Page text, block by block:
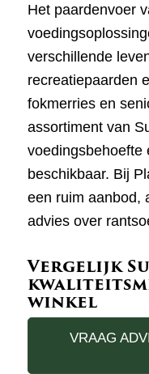
Het paardenvoer
verschillende
recreatiepaarden
fokmerries en
assortiment van
voedingsbehoefte
beschikbaar. Bij
een ruim aanbod,
advies over
Vergelijk
winkel
VRAAG